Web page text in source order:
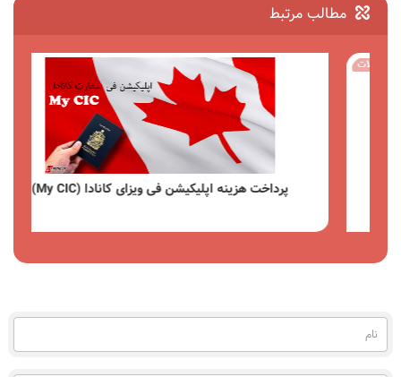
مطالب مرتبط
پرداخت هزینه اپلیکیشن فی ویزای کانادا (My CIC)
نام
(به